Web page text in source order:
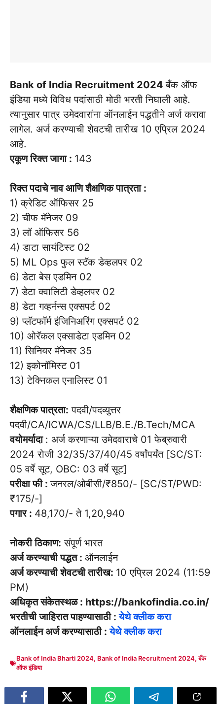
Bank of India Recruitment 2024बँक ऑफ
इंडिया मध्ये विविध पदांसाठी मोठी भरती निघाली आहे.
त्यानुसार पात्र उमेदवारांना ऑनलाईन पद्धतीने अर्ज करावा
लागेल. अर्ज करण्याची शेवटची तारीख 10 एप्रिल 2024
आहे.
एकूण रिक्त जागा : 143
रिक्त पदाचे नाव आणि शैक्षणिक पात्रता :
1) क्रेडिट ऑफिसर 25
2) चीफ मॅनेजर 09
3) लॉ ऑफिसर 56
4) डाटा सायंटिस्ट 02
5) ML Ops फुल स्टॅक डेव्हलपर 02
6) डेटा बेस एडमिन 02
7) डेटा क्वालिटी डेव्हलपर 02
8) डेटा गव्हर्नन्स एक्सपर्ट 02
9) प्लॅटफॉर्म इंजिनिअरिंग एक्सपर्ट 02
10) ओरॅकल एक्साडेटा एडमिन 02
11) सिनियर मॅनेजर 35
12) इकोनॉमिस्ट 01
13) टेक्निकल एनालिस्ट 01
शैक्षणिक पात्रता: पदवी/पदव्युत्तर
पदवी/CA/ICWA/CS/LLB/B.E./B.Tech/MCA
वयोमर्यादा : अर्ज करणाऱ्या उमेदवाराचे 01 फेब्रुवारी
2024 रोजी 32/35/37/40/45 वर्षांपर्यंत [SC/ST:
05 वर्षे सूट, OBC: 03 वर्षे सूट]
परीक्षा फी :जनरल/ओबीसी/₹850/- [SC/ST/PWD:
₹175/-]
पगार : 48,170/- ते 1,20,940
नोकरी ठिकाण: संपूर्ण भारत
अर्ज करण्याची पद्धत : ऑनलाईन
अर्ज करण्याची शेवटची तारीख: 10 एप्रिल 2024 (11:59
PM)
अधिकृत संकेतस्थळ : https://bankofindia.co.in/
भरतीची जाहिरात पाहण्यासाठी :येथे क्लीक करा
ऑनलाईन अर्ज करण्यासाठी :येथे क्लीक करा
Bank of India Bharti 2024, Bank of India Recruitment 2024,बँक
ऑफ इंडिया